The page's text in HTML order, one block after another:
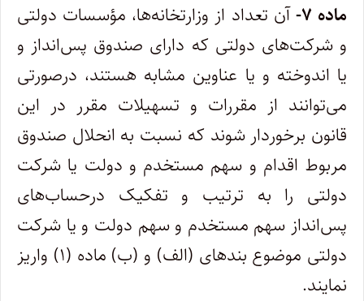
‌ماده ۷-
آن تعداد از وزارتخانه‌ها، مؤسسات دولتی
و شرکت‌های دولتی که دارای صندوق پس‌انداز و
یا اندوخته و یا عناوین مشابه هستند،‌ درصورتی
می‌توانند از مقررات و تسهیلات مقرر در این
قانون برخوردار شوند که نسبت به انحلال صندوق
مربوط اقدام و سهم مستخدم و دولت یا‌ شرکت
دولتی را به ترتیب و تفکیک درحساب‌های
پس‌انداز سهم مستخدم و سهم دولت و یا شرکت
دولتی موضوع بندهای (‌الف) و (ب) ماده (۱) واریز
نمایند.